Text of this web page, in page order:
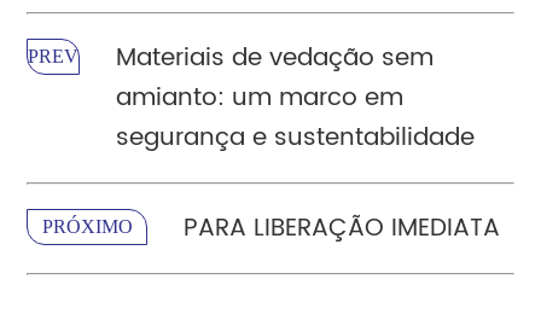
PREV
Materiais de vedação sem
amianto: um marco em
segurança e sustentabilidade
PRÓXIMO PARA LIBERAÇÃO IMEDIATA